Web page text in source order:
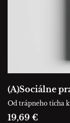
(A)Sociálne
Od trápneho ticha
19,69 €